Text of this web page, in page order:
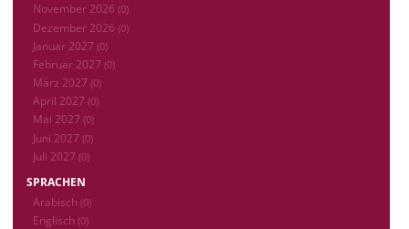
November 2026 (0)
Dezember 2026 (0)
Januar 2027 (0)
Februar 2027 (0)
März 2027 (0)
April 2027 (0)
Mai 2027 (0)
Juni 2027 (0)
Juli 2027 (0)
SPRACHEN
Arabisch (0)
Englisch (0)